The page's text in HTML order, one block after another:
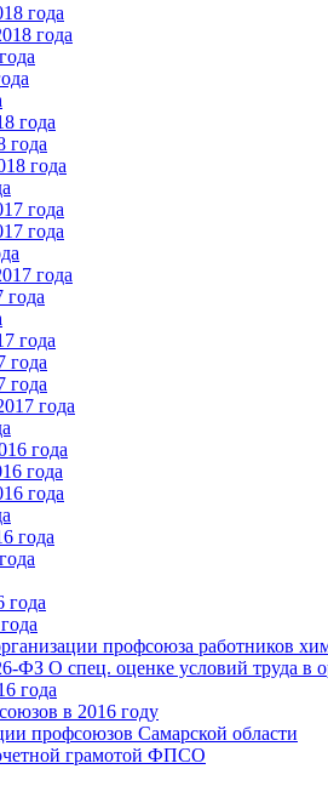
года
года
года
года
года
года
года
года
года
года
года
года
года
года
года
года
года
профсоюза работников
ФЗ О спец. оценке условий труда в
года
в 2016 году
профсоюзов Самарской области
грамотой ФПСО